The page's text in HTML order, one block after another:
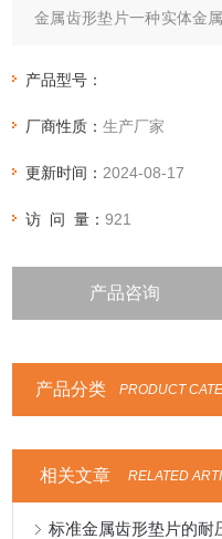
金属齿形垫片一种实体金
沟槽，由于与其它密封面
的金属材料
产品型号：
厂商性质：生产厂家
更新时间： 2024-08-17
访 问 量：921
产品咨询
产品分类 PRODUCT
相关文章 RELATED
标准金属齿形垫片的耐